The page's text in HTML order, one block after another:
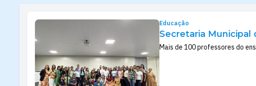
Educação
Secretaria Municipal
Mais de 100 professores do